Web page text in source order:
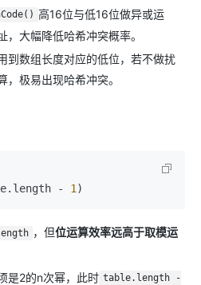
高16位与低16位做异或运
大幅降低哈希冲突概率。
到数组长度对应的低位，若不做扰
极易出现哈希冲突。
- 1
，但位运算效率远高于取模运
是2的n次幂，此时 table.length -